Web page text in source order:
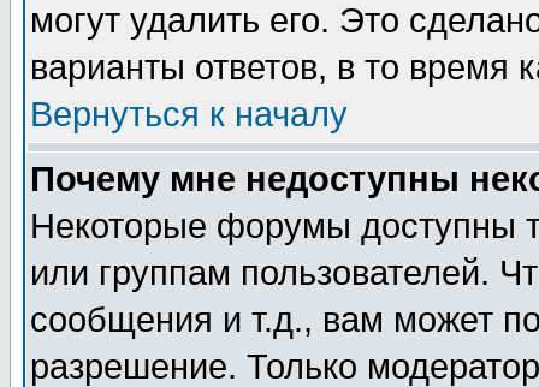
могут удалить его. Это
варианты ответов, в то время
Вернуться к началу
Почему мне недоступны
Некоторые форумы доступны
или группам пользователей.
сообщения и т.д., вам может
разрешение. Только